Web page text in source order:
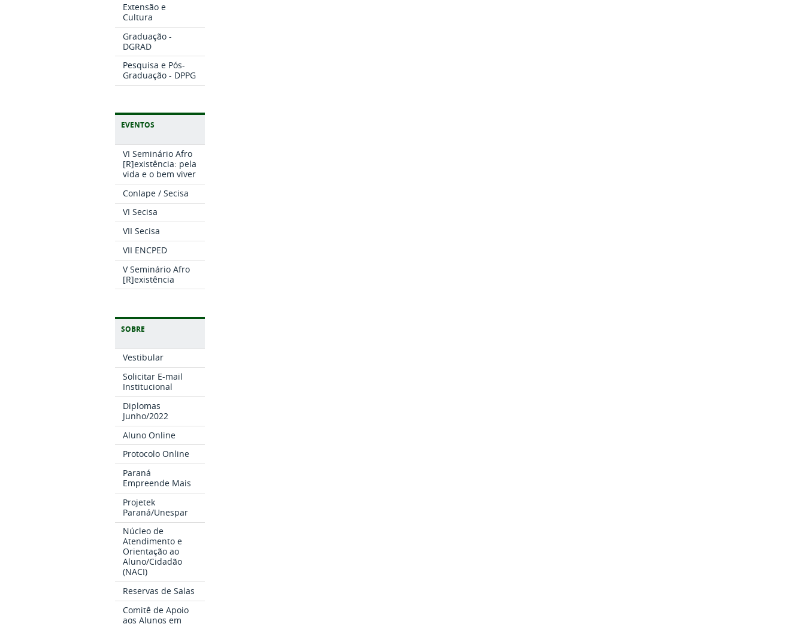
Extensão e
Cultura
Graduação -
DGRAD
Pesquisa e Pós-
Graduação - DPPG
EVENTOS
VI Seminário Afro
[R]existência: pela
vida e o bem viver
Conlape / Secisa
VI Secisa
VII Secisa
VII ENCPED
V Seminário Afro
[R]existência
SOBRE
Vestibular
Solicitar E-mail
Institucional
Diplomas
Junho/2022
Aluno Online
Protocolo Online
Paraná
Empreende Mais
Projetek
Paraná/Unespar
Núcleo de
Atendimento e
Orientação ao
Aluno/Cidadão
(NACI)
Reservas de Salas
Comitê de Apoio
aos Alunos em